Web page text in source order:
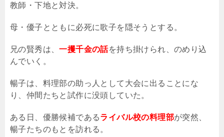
教師・下地と対決。
母・優子とともに必死に歌子を隠そうとする。
兄の賢秀は、一攫千金の話を持ち掛けられ、のめり込
んでいく。
暢子は、料理部の助っ人として大会に出ることにな
り、仲間たちと試作に没頭していた。
ある日、優勝候補であるライバル校の料理部が突然、
暢子たちのもとを訪れる。